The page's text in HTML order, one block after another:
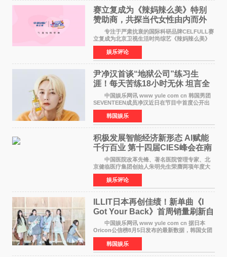
赛立复成为《辣妈辣么美》特别
赞助商，共探当代女性由内而外
活力美
专注于严肃抗衰的国际科研品牌CELFULL赛
立复成为北京卫视生活时尚综艺《辣妈辣么美》
的特别赞助商,明星辣妈袁咏仪倾情参与，向广大
都市女性传递健康生活新主张，寄语当代女性在
家庭与自我之间
娱乐评论
尹净汉首谈“地狱公司”练习生
涯！每天苦练18小时无休 坦言全
靠成员撑过来
中国娱乐网讯 www yule com cn 韩国男团
SEVENTEEN成员净汉近日在节目中首度公开出
道前的残酷练习生经历，并提及经纪公司Pledis
娱乐，引发广泛关注。 在8月2日播出的日本
TBS综艺节目《周
韩国娱乐
积极发展智能经济新形态 Al赋能
千行百业 第十四届CIES峰会在南
京盛大召开
中国医院改革先锋、著名医院管理专家、北
京健临医疗集团创始人朱明先生荣膺两项年度大
奖 2026年7月31日，盛夏金陵，长江之畔，
以重落地·真务实·强链接为主题的2026&lsquo;人
工智能+&rsquo
娱乐评论
ILLIT日本再创佳绩！新单曲《I
Got Your Back》首周销量刷新自
身纪录
中国娱乐网讯 www yule com cn 据日本
Oricon公信榜8月5日发布的最新数据，韩国女团
ILLIT在日本发行的第二张单曲《I Got Your
Back》首周销量达到71,009张，成功跻身最新一
期周单曲排行
韩国娱乐